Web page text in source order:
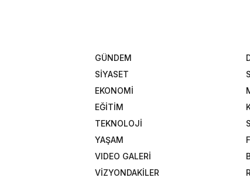
GÜNDEM
SİYASET
EKONOMİ
EĞİTİM
TEKNOLOJİ
YAŞAM
VIDEO GALERİ
VİZYONDAKİLER